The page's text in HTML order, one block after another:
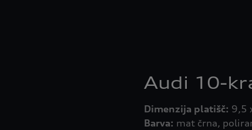
Audi 10-
Dimenzija platišč:
Barva: